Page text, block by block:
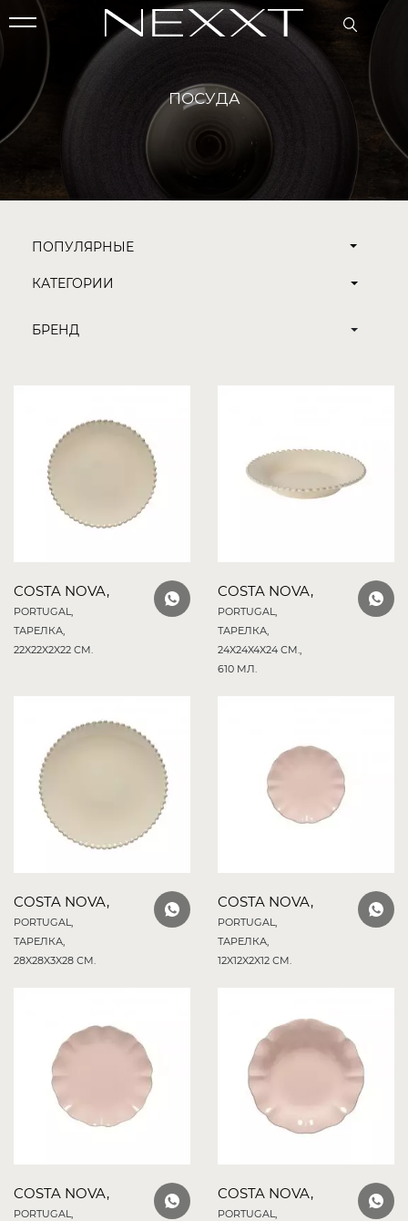
ПОСУДА
ПОПУЛЯРНЫЕ
КАТЕГОРИИ
COSTA NOVA,
PORTUGAL,
ТАРЕЛКА,
22X22X2X22 СМ.
COSTA NOVA,
PORTUGAL,
ТАРЕЛКА,
24X24X4X24 СМ.,
610 МЛ.
COSTA NOVA,
PORTUGAL,
ТАРЕЛКА,
28X28X3X28 СМ.
COSTA NOVA,
PORTUGAL,
ТАРЕЛКА,
12X12X2X12 СМ.
COSTA NOVA,
PORTUGAL,
COSTA NOVA,
PORTUGAL,